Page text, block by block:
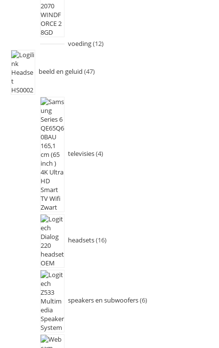
voeding 12
beeld en geluid 47
televisies 4
headsets 16
speakers en subwoofers 6